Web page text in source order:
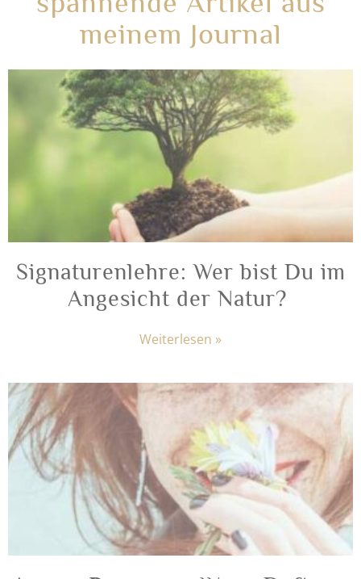
meinem Journal
Signaturenlehre: Wer bist Du im
Angesicht der Natur? ​
Weiterlesen »